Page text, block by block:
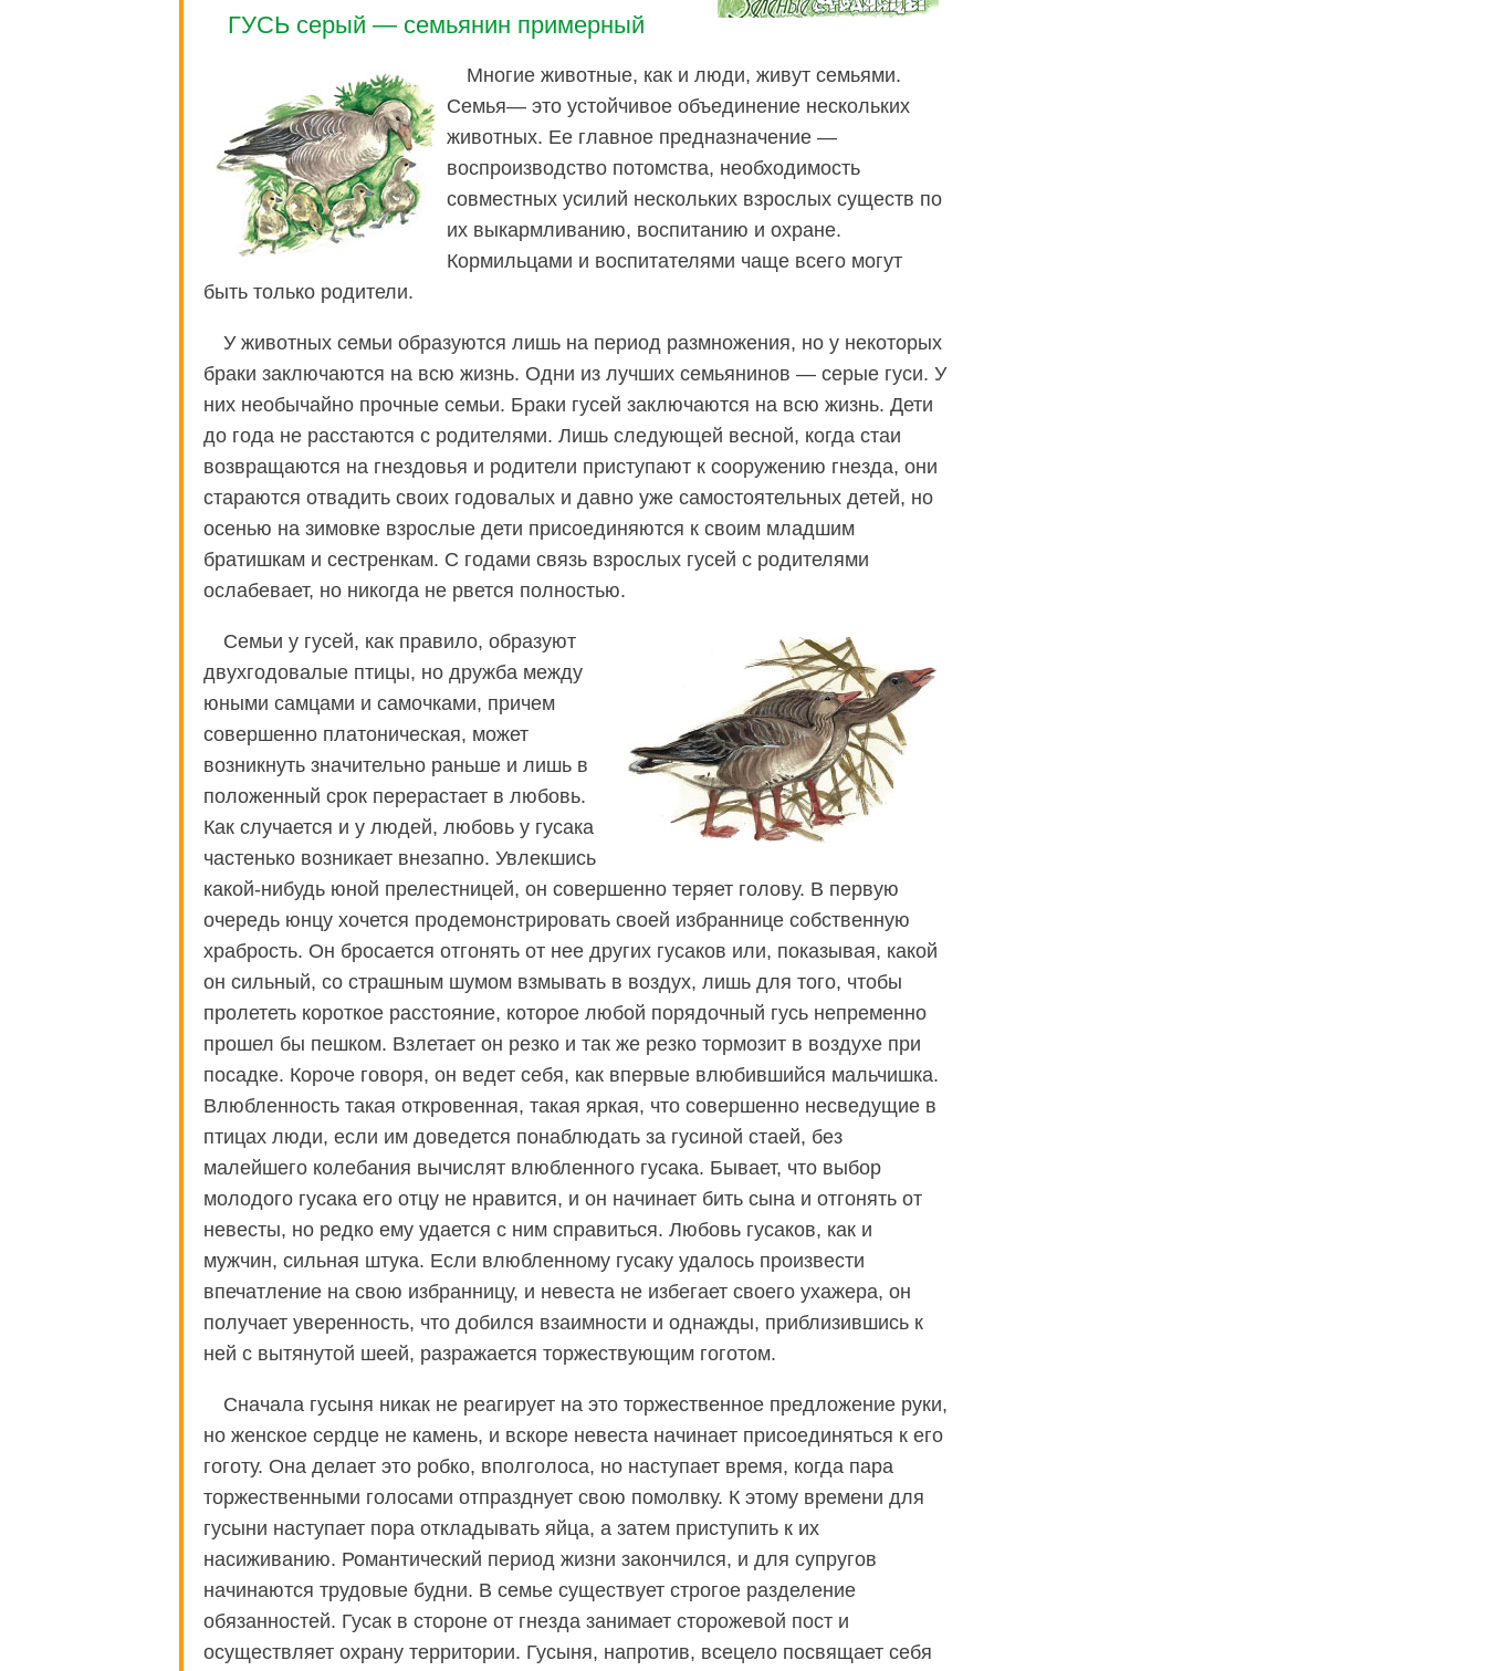
ГУСЬ серый — семьянин примерный
Многие животные, как и люди, живут семьями.
Семья— это устойчивое объединение нескольких
животных. Ее главное предназначение —
воспроизводство потомства, необходимость
совместных усилий нескольких взрослых существ по
их выкармливанию, воспитанию и охране.
Кормильцами и воспитателями чаще всего могут
быть только родители.
У животных семьи образуются лишь на период размножения, но у некоторых
браки заключаются на всю жизнь. Одни из лучших семьянинов — серые гуси. У
них необычайно прочные семьи. Браки гусей заключаются на всю жизнь. Дети
до года не расстаются с родителями. Лишь следующей весной, когда стаи
возвращаются на гнездовья и родители приступают к сооружению гнезда, они
стараются отвадить своих годовалых и давно уже самостоятельных детей, но
осенью на зимовке взрослые дети присоединяются к своим младшим
братишкам и сестренкам. С годами связь взрослых гусей с родителями
ослабевает, но никогда не рвется полностью.
Семьи у гусей, как правило, образуют
двухгодовалые птицы, но дружба между
юными самцами и самочками, причем
совершенно платоническая, может
возникнуть значительно раньше и лишь в
положенный срок перерастает в любовь.
Как случается и у людей, любовь у гусака
частенько возникает внезапно. Увлекшись
какой-нибудь юной прелестницей, он совершенно теряет голову. В первую
очередь юнцу хочется продемонстрировать своей избраннице собственную
храбрость. Он бросается отгонять от нее других гусаков или, показывая, какой
он сильный, со страшным шумом взмывать в воздух, лишь для того, чтобы
пролететь короткое расстояние, которое любой порядочный гусь непременно
прошел бы пешком. Взлетает он резко и так же резко тормозит в воздухе при
посадке. Короче говоря, он ведет себя, как впервые влюбившийся мальчишка.
Влюбленность такая откровенная, такая яркая, что совершенно несведущие в
птицах люди, если им доведется понаблюдать за гусиной стаей, без
малейшего колебания вычислят влюбленного гусака. Бывает, что выбор
молодого гусака его отцу не нравится, и он начинает бить сына и отгонять от
невесты, но редко ему удается с ним справиться. Любовь гусаков, как и
мужчин, сильная штука. Если влюбленному гусаку удалось произвести
впечатление на свою избранницу, и невеста не избегает своего ухажера, он
получает уверенность, что добился взаимности и однажды, приблизившись к
ней с вытянутой шеей, разражается торжествующим гоготом.
Сначала гусыня никак не реагирует на это торжественное предложение руки,
но женское сердце не камень, и вскоре невеста начинает присоединяться к его
гоготу. Она делает это робко, вполголоса, но наступает время, когда пара
торжественными голосами отпразднует свою помолвку. К этому времени для
гусыни наступает пора откладывать яйца, а затем приступить к их
насиживанию. Романтический период жизни закончился, и для супругов
начинаются трудовые будни. В семье существует строгое разделение
обязанностей. Гусак в стороне от гнезда занимает сторожевой пост и
осуществляет охрану территории. Гусыня, напротив, всецело посвящает себя